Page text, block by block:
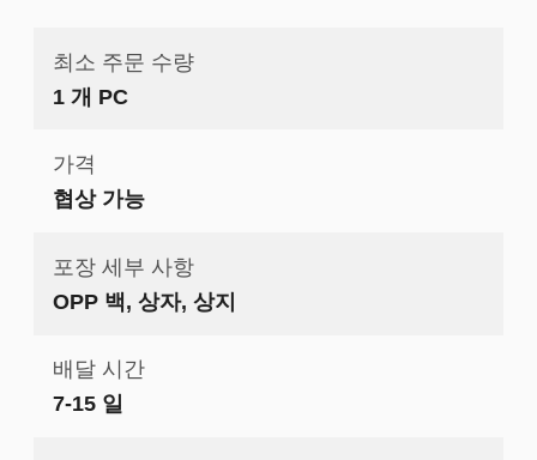
최소 주문 수량
1 개 PC
가격
협상 가능
포장 세부 사항
OPP 백, 상자, 상지
배달 시간
7-15 일